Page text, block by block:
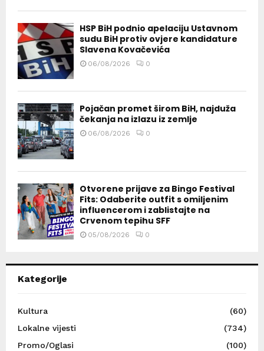
HSP BiH podnio apelaciju Ustavnom
sudu BiH protiv ovjere kandidature
Slavena Kovačevića
06/08/2026 0
Pojačan promet širom BiH, najduža
čekanja na izlazu iz zemlje
06/08/2026 0
Otvorene prijave za Bingo Festival
Fits: Odaberite outfit s omiljenim
influencerom i zablistajte na
Crvenom tepihu SFF
05/08/2026 0
Kategorije
Kultura
(60)
Lokalne vijesti
(734)
Promo/Oglasi
(100)